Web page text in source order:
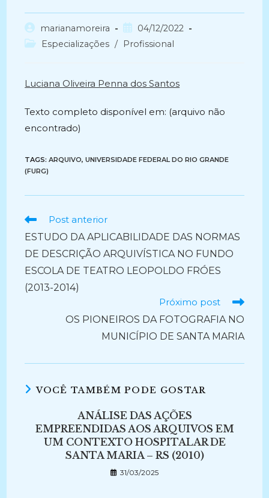
Autor
do
marianamoreira
Post
publicado:
04/12/2022
Categoria
Especializações / Profissional
Luciana Oliveira Penna dos Santos
Texto completo disponível em: (arquivo não
encontrado)
TAGS:ARQUIVO, UNIVERSIDADE FEDERAL DO RIO GRANDE
(FURG)
Ler
artigos
Post anterior
ESTUDO DA APLICABILIDADE DAS NORMAS
DE DESCRIÇÃO ARQUIVÍSTICA NO FUNDO
ESCOLA DE TEATRO LEOPOLDO FRÓES
(2013-2014)
Próximo post
OS PIONEIROS DA FOTOGRAFIA NO
MUNICÍPIO DE SANTA MARIA
VOCÊ TAMBÉM PODE GOSTAR
ANÁLISE DAS AÇÕES
EMPREENDIDAS AOS ARQUIVOS EM
UM CONTEXTO HOSPITALAR DE
SANTA MARIA – RS (2010)
31/03/2025